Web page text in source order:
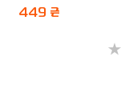
449 ₴